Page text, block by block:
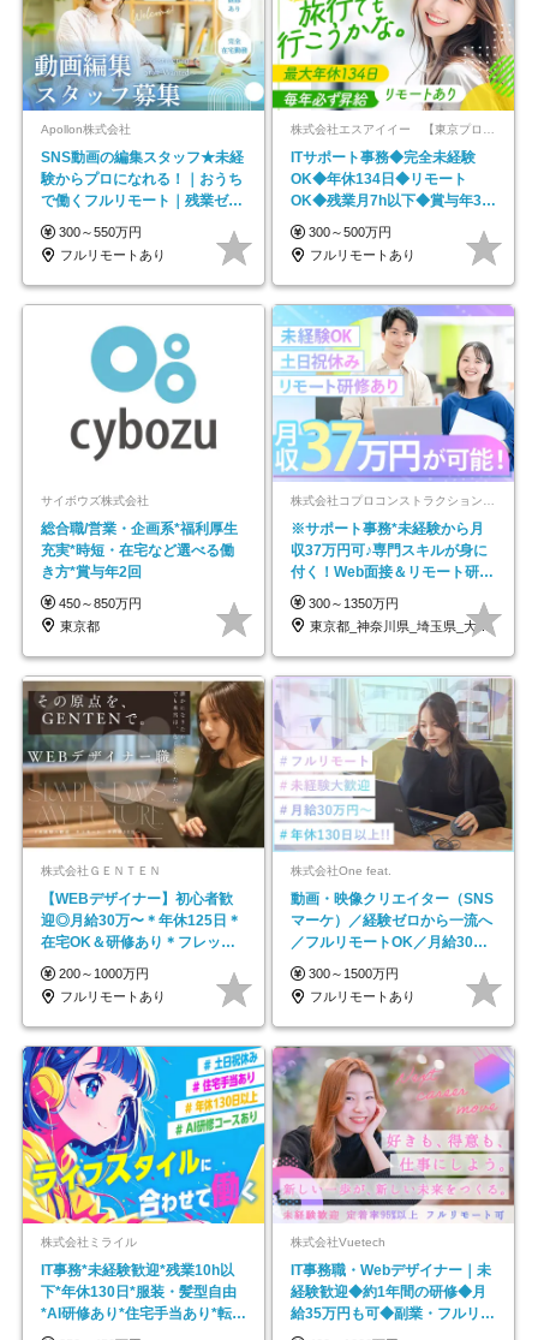
Apollon株式会社
SNS動画の編集スタッフ★未経
験からプロになれる！｜おうち
で働くフルリモート｜残業ゼロ
で18時退勤◎
300～550万円
フルリモートあり
株式会社エスアイイー 【東京プロマーケット上場】
ITサポート事務◆完全未経験
OK◆年休134日◆リモート
OK◆残業月7h以下◆賞与年3回
◆5年目まで必ず昇給
300～500万円
フルリモートあり
サイボウズ株式会社
総合職/営業・企画系*福利厚生
充実*時短・在宅など選べる働
き方*賞与年2回
450～850万円
東京都
※サポート事務*未経験から月
収37万円可♪専門スキルが身に
付く！Web面接＆リモート研修
も充実♪/a
300～1350万円
東京都_神奈川県_埼玉県_大阪府_愛知県…
株式会社ＧＥＮＴＥＮ
【WEBデザイナー】初⼼者歓
迎◎⽉給30万〜＊年休125⽇＊
在宅OK＆研修あり＊フレック
ス
200～1000万円
フルリモートあり
株式会社One feat.
動画・映像クリエイター（SNS
マーケ）／経験ゼロから一流へ
／フルリモートOK／月給30万
円～／年休130日以上
300～1500万円
フルリモートあり
株式会社ミライル
IT事務*未経験歓迎*残業10h以
下*年休130日*服装・髪型自由
*AI研修あり*住宅手当あり*転勤
なし
株式会社Vuetech
IT事務職・Webデザイナー｜未
経験歓迎◆約1年間の研修◆月
給35万円も可◆副業・フルリモ
ート可◆年休126日